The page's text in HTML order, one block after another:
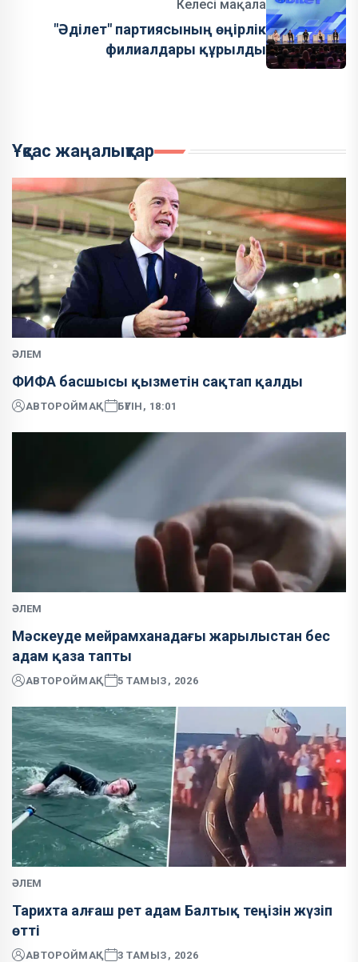
Келесі мақала
"Әділет" партиясының өңірлік
филиалдары құрылды
Ұқсас жаңалықтар
ӘЛЕМ
ФИФА басшысы қызметін сақтап қалды
АВТОРОЙМАҚ БҮГІН, 18:01
ӘЛЕМ
Мәскеуде мейрамханадағы жарылыстан бес
адам қаза тапты
АВТОРОЙМАҚ 5 ТАМЫЗ, 2026
ӘЛЕМ
Тарихта алғаш рет адам Балтық теңізін жүзіп
өтті
АВТОРОЙМАҚ 3 ТАМЫЗ, 2026